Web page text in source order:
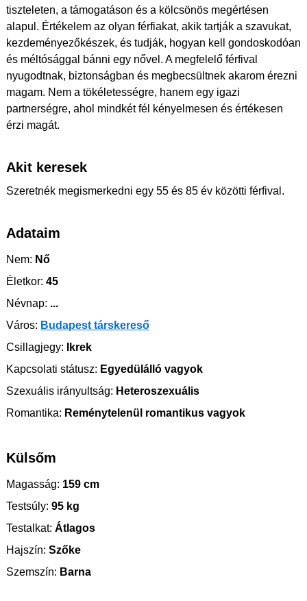
tiszteleten, a támogatáson és a kölcsönös megértésen
alapul. Értékelem az olyan férfiakat, akik tartják a szavukat,
kezdeményezőkészek, és tudják, hogyan kell gondoskodóan
és méltósággal bánni egy nővel. A megfelelő férfival
nyugodtnak, biztonságban és megbecsültnek akarom érezni
magam. Nem a tökéletességre, hanem egy igazi
partnerségre, ahol mindkét fél kényelmesen és értékesen
érzi magát.
Akit keresek
Szeretnék megismerkedni egy 55 és 85 év közötti férfival.
Adataim
Nem: Nő
Életkor: 45
Névnap: ...
Város: Budapest társkereső
Csillagjegy: Ikrek
Kapcsolati státusz: Egyedülálló vagyok
Szexuális irányultság: Heteroszexuális
Romantika: Reménytelenül romantikus vagyok
Külsőm
Magasság: 159 cm
Testsúly: 95 kg
Testalkat: Átlagos
Hajszín: Szőke
Szemszín: Barna